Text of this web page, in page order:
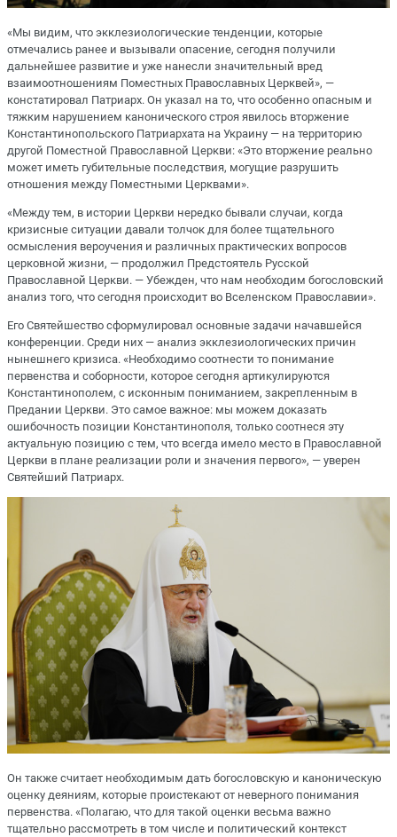
«Мы видим, что экклезиологические тенденции, которые
отмечались ранее и вызывали опасение, сегодня получили
дальнейшее развитие и уже нанесли значительный вред
взаимоотношениям Поместных Православных Церквей», —
констатировал Патриарх. Он указал на то, что особенно опасным и
тяжким нарушением канонического строя явилось вторжение
Константинопольского Патриархата на Украину — на территорию
другой Поместной Православной Церкви: «Это вторжение реально
может иметь губительные последствия, могущие разрушить
отношения между Поместными Церквами».
«Между тем, в истории Церкви нередко бывали случаи, когда
кризисные ситуации давали толчок для более тщательного
осмысления вероучения и различных практических вопросов
церковной жизни, — продолжил Предстоятель Русской
Православной Церкви. — Убежден, что нам необходим богословский
анализ того, что сегодня происходит во Вселенском Православии».
Его Святейшество сформулировал основные задачи начавшейся
конференции. Среди них — анализ экклезиологических причин
нынешнего кризиса. «Необходимо соотнести то понимание
первенства и соборности, которое сегодня артикулируются
Константинополем, с исконным пониманием, закрепленным в
Предании Церкви. Это самое важное: мы можем доказать
ошибочность позиции Константинополя, только соотнеся эту
актуальную позицию с тем, что всегда имело место в Православной
Церкви в плане реализации роли и значения первого», — уверен
Святейший Патриарх.
Он также считает необходимым дать богословскую и каноническую
оценку деяниям, которые проистекают от неверного понимания
первенства. «Полагаю, что для такой оценки весьма важно
тщательно рассмотреть в том числе и политический контекст